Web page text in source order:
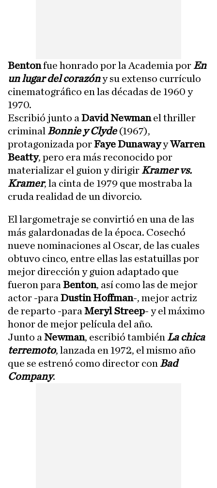
Bentonfue honrado por la Academia por En
un lugar del corazóny su extenso currículo
cinematográfico en las décadas de 1960 y
1970.
Escribió junto a David Newmanel thriller
criminal Bonnie y Clyde(1967),
protagonizada porFaye DunawayyWarren
Beatty, pero era más reconocido por
materializar el guion y dirigir Kramer vs.
Kramer, la cinta de 1979 que mostraba la
cruda realidad de un divorcio.
El largometraje se convirtió en una de las
más galardonadas de la época. Cosechó
nueve nominaciones al Oscar, de las cuales
obtuvo cinco, entre ellas las estatuillas por
mejor dirección y guion adaptado que
fueron para Benton, así como las de mejor
actor -para Dustin Hoffman-, mejor actriz
de reparto -para Meryl Streep- y el máximo
honor de mejor película del año.
Junto a Newman, escribió también La chica
terremoto, lanzada en 1972, el mismo año
que se estrenó como director con Bad
Company.